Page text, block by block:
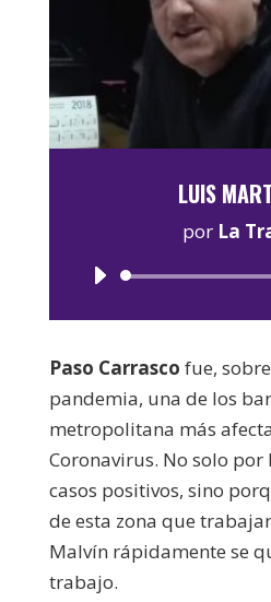
LUIS
por La
Paso Carrasco fue,
pandemia, una de los
metropolitana más
Coronavirus. No solo
casos positivos, sino
de esta zona que
Malvín rápidamente se
trabajo.